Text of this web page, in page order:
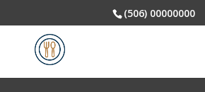
(506) 00000000